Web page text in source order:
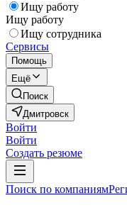
Ищу работу
Ищу работу
Ищу сотрудника
Сервисы
Помощь
Ещё
Поиск
Дмитровск
Войти
Войти
Создать резюме
Поиск по компаниям